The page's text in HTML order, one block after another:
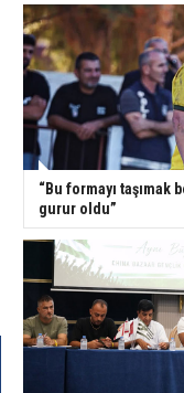
“Bu formayı taşımak
gurur oldu”